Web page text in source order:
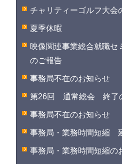
チャリティーゴルフ大会
夏季休暇
映像関連事業総合就職
のご報告
事務局不在のお知らせ
第26回 通常総会 終了
事務局不在のお知らせ
事務局・業務時間短縮
事務局・業務時間短縮の